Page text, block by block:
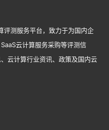
评测服务平台，致力于为国内企
云计算服务采购等评测信
云计算行业资讯、政策及国内云